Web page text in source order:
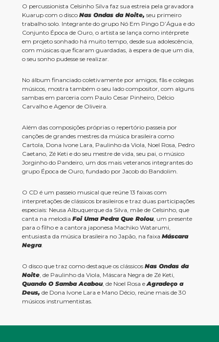
O percussionista Celsinho Silva faz sua estreia pela gravadora
Kuarup com o disco Nas Ondas da Noite, seu primeiro
trabalho solo. Integrante do grupo Nó Em Pingo D’Água e do
Conjunto Época de Ouro, o artista se lança como intérprete
em projeto sonhado há muito tempo, desde sua adolescência,
com músicas que ficaram guardadas, à espera de que um dia,
o seu sonho pudesse se realizar.
No álbum financiado coletivamente por amigos, fãs e colegas
músicos, mostra também o seu lado compositor, com alguns
sambas em parceria com Paulo Cesar Pinheiro, Délcio
Carvalho e Agenor de Oliveira.
Além das composições próprias o repertório passeia por
canções de grandes mestres da música brasileira como
Cartola, Dona Ivone Lara, Paulinho da Viola, Noel Rosa, Pedro
Caetano, Zé Keti e do seu mestre de vida, seu pai, o músico
Jorginho do Pandeiro, um dos mais veteranos integrantes do
grupo Época de Ouro, fundado por Jacob do Bandolim.
O CD é um passeio musical que reúne 13 faixas com
interpretações de clássicos brasileiros e traz duas participações
especiais: Neusa Albuquerque da Silva, mãe de Celsinho, que
canta na melodia Foi Uma Pedra Que Rolou, um presente
para o filho e a cantora japonesa Machiko Watarumi,
entusiasta da música brasileira no Japão, na faixa Máscara
Negra.
O disco que traz como destaque os clássicos Nas Ondas da
Noite, de Paulinho da Viola, Máscara Negra de Zé Keti,
Quando O Samba Acabou, de Noel Rosa eAgradeço a
Deus, de Dona Ivone Lara e Mano Décio, reúne mais de 30
músicos instrumentistas.